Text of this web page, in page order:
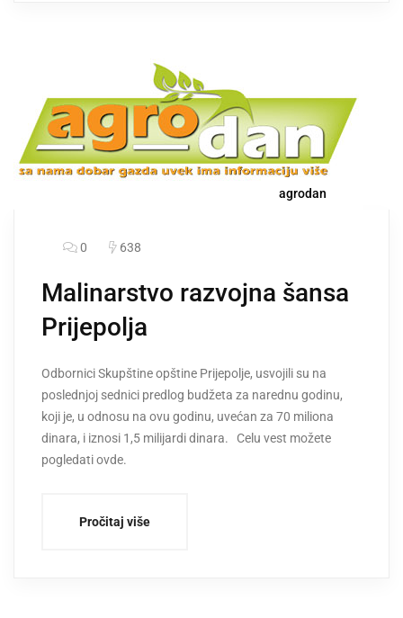
agrodan
0 638
Malinarstvo razvojna šansa
Prijepolja
Odbornici Skupštine opštine Prijepolje, usvojili su na
poslednjoj sednici predlog budžeta za narednu godinu,
koji je, u odnosu na ovu godinu, uvećan za 70 miliona
dinara, i iznosi 1,5 milijardi dinara. Celu vest možete
pogledati ovde.
Pročitaj više